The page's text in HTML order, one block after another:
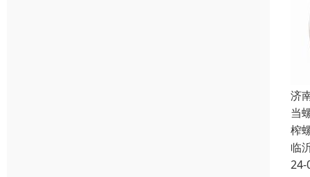
济
当
榨
临
24-